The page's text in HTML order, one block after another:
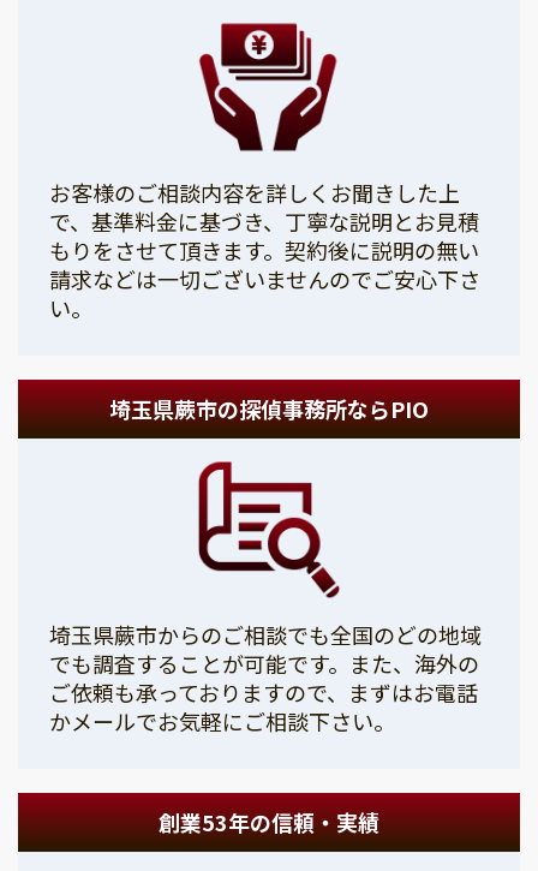
お客様のご相談内容を詳しくお聞きした上
で、基準料金に基づき、丁寧な説明とお見積
もりをさせて頂きます。契約後に説明の無い
請求などは一切ございませんのでご安心下さ
い。
埼玉県蕨市の探偵事務所ならPIO
埼玉県蕨市からのご相談でも全国のどの地域
でも調査することが可能です。また、海外の
ご依頼も承っておりますので、まずはお電話
かメールでお気軽にご相談下さい。
創業53年の信頼・実績